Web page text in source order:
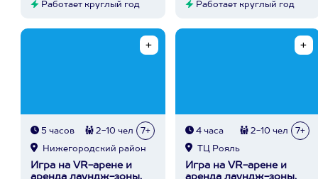
Работает круглый год Работает круглый год
5 часов 2-10 чел 7+
Нижегородский район
Игра на VR-арене и
аренда лаундж-зоны,
4 часа 2-10 чел 7+
ТЦ Рояль
Игра на VR-арене и
аренда лаундж-зоны,